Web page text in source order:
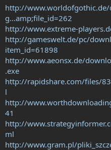
http://www.worldofgothic.de/
g...amp;file_id=262
http://www.extreme-
http://gameswelt.de/pc/
item_id=61898
http://www.aeonsx.de/
.exe
http://rapidshare.com/files/
l
http://
41
http://
ml
http://www.gram.pl/